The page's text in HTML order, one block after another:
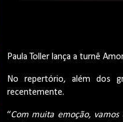
Paula Toller lança a turnê
No repertório, além dos
recentemente.
“Com muita emoção,